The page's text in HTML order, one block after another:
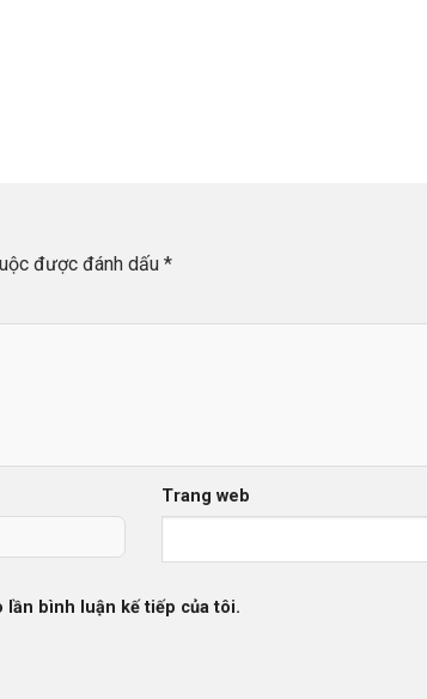
được đánh dấu *
Trang web
lần bình luận kế tiếp của tôi.